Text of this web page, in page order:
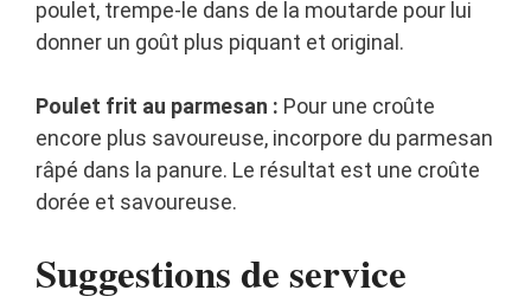
poulet, trempe-le dans de la moutarde pour lui
donner un goût plus piquant et original.
Poulet frit au parmesan : Pour une croûte
encore plus savoureuse, incorpore du parmesan
râpé dans la panure. Le résultat est une croûte
dorée et savoureuse.
Suggestions de service